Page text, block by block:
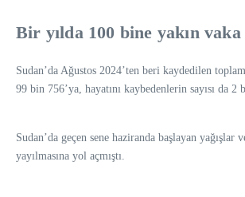
Bir yılda 100 bine yakın vaka
Sudan’da Ağustos 2024’ten beri kaydedilen
99 bin 756’ya, hayatını kaybedenlerin sayısı da 2
Sudan’da geçen sene haziranda başlayan yağışlar
yayılmasına yol açmıştı.